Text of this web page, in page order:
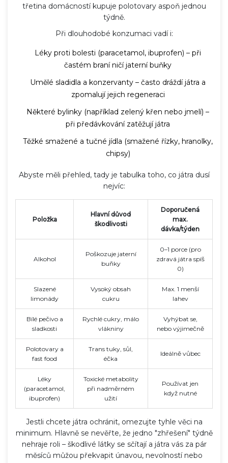
třetina domácností kupuje polotovary aspoň jednou
týdně.
Při dlouhodobé konzumaci vadí i:
Léky proti bolesti (paracetamol, ibuprofen) – při
častém braní ničí jaterní buňky
Umělé sladidla a konzervanty – často dráždí játra a
zpomalují jejich regeneraci
Některé bylinky (například zelený křen nebo jmelí) –
při předávkování zatěžují játra
Těžké smažené a tučné jídla (smažené řízky, hranolky,
chipsy)
Abyste měli přehled, tady je tabulka toho, co játra dusí
nejvíc:
Položka
Hlavní důvod
škodlivosti
Doporučená
max.
dávka/týden
Alkohol
Poškozuje jaterní
buňky
0–1 porce (pro
zdravá játra spíš
0)
Slazené
limonády
Vysoký obsah
cukru
Max. 1 menší
lahev
Bílé pečivo a
sladkosti
Rychlé cukry, málo
vlákniny
Vyhýbat se,
nebo výjimečně
Polotovary a
fast food
Trans tuky, sůl,
éčka
Ideálně vůbec
Léky
(paracetamol,
ibuprofen)
Toxické metabolity
při nadměrném
užití
Používat jen
když nutné
Jestli chcete játra ochránit, omezujte tyhle věci na
minimum. Hlavně se nevěřte, že jedno "zhřešení" týdně
nehraje roli – škodlivé látky se sčítají a játra vás za pár
měsíců můžou překvapit únavou, nevolností nebo